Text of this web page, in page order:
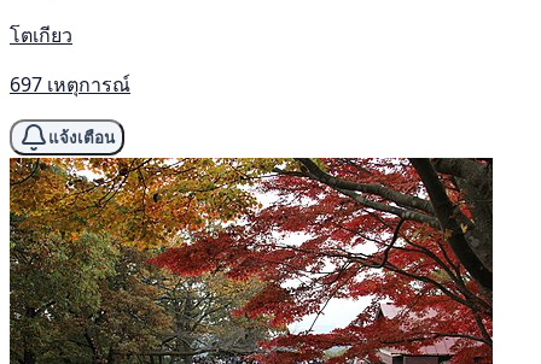
โตเกียว
697 เหตุการณ์
แจ้งเตือน